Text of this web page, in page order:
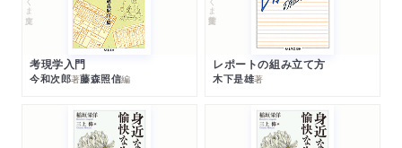
考現学入門
今和次郎著藤森照信編
レポートの組み立て方
木下是雄著